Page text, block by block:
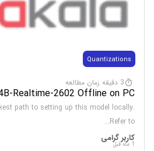
Quantizations
3 دقیقه زمان مطالعه
Realtime-2602 Offline on PC
Step-by-Step
path to setting up this model locally.
Refer to...
کاربر گرامی
1 ماه قبل